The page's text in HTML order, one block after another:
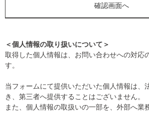
＜個人情報の取り扱いについて＞
取得した個人情報は、お問い合わせへの対応
す。
当フォームにて提供いただいた個人情報は、
き、第三者へ提供することはございません。
また、個人情報の取扱いの一部を、外部へ業